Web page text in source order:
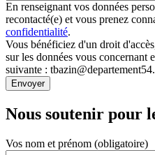
En renseignant vos données
recontacté(e) et vous prenez
confidentialité.
Vous bénéficiez d'un droit
sur les données vous concernant
suivante :
Nous soutenir pour
Vos nom et prénom (obligatoire)